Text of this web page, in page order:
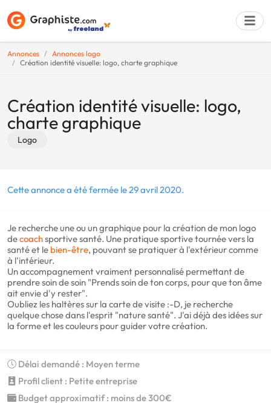
Annonces
Annonces logo
Création identité visuelle: logo, charte graphique
Création identité visuelle: logo,
charte graphique
Logo
Cette annonce a été fermée le 29 avril 2020.
Je recherche une ou un graphique pour la création de mon logo
decoachsportive santé. Une pratique sportive tournée vers la
santé et le bien-être, pouvant se pratiquer à l'extérieur comme
à l'intérieur.
Un accompagnement vraiment personnalisé permettant de
prendre soin de soin "Prends soin de ton corps, pour que ton âme
ait envie d'y rester".
Oubliez les haltères sur la carte de visite :-D, je recherche
quelque chose dans l'esprit "nature santé". J'ai déjà des idées sur
la forme et les couleurs pour guider votre création.
Délai demandé : Moyen terme
Profil client : Petite entreprise
Budget approximatif : moins de 300€